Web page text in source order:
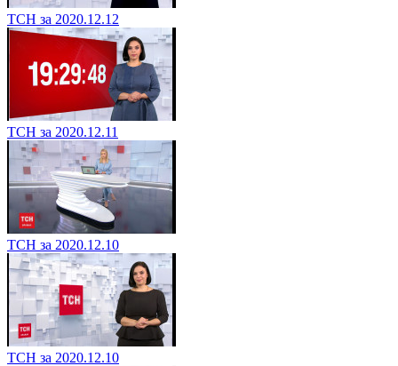
ТСН за 2020.12.12
ТСН за 2020.12.11
ТСН за 2020.12.10
ТСН за 2020.12.10